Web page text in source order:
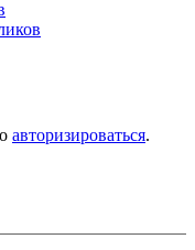
авторизироваться.